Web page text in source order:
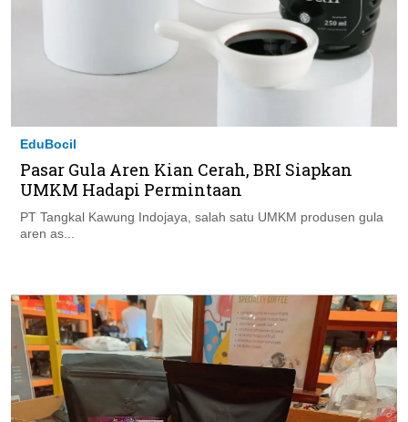
EduBocil
Pasar Gula Aren Kian Cerah, BRI Siapkan
UMKM Hadapi Permintaan
PT Tangkal Kawung Indojaya, salah satu UMKM produsen gula
aren as...